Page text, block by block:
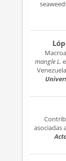
mangle L.
asociadas